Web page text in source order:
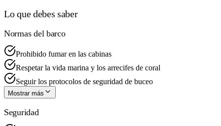
Lo que debes saber
Normas del barco
Prohibido fumar en las cabinas
Respetar la vida marina y los arrecifes de coral
Seguir los protocolos de seguridad de buceo
Mostrar más
Seguridad